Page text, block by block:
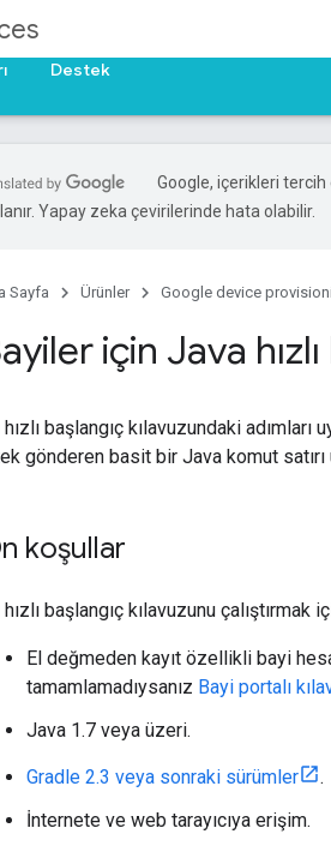
Destek
Google, içerikleri
Yapay zeka çevirilerinde hata olabilir.
Sayfa Ürünler Google device
için Java
hızlı başlangıç kılavuzundaki
gönderen basit bir Java komut
koşullar
hızlı başlangıç kılavuzunu çalıştırmak
El değmeden kayıt özellikli bayi
tamamlamadıysanız Bayi portalı
Java 1.7 veya üzeri.
Gradle 2.3 veya sonraki sürümler
.
İnternete ve web tarayıcıya erişim.